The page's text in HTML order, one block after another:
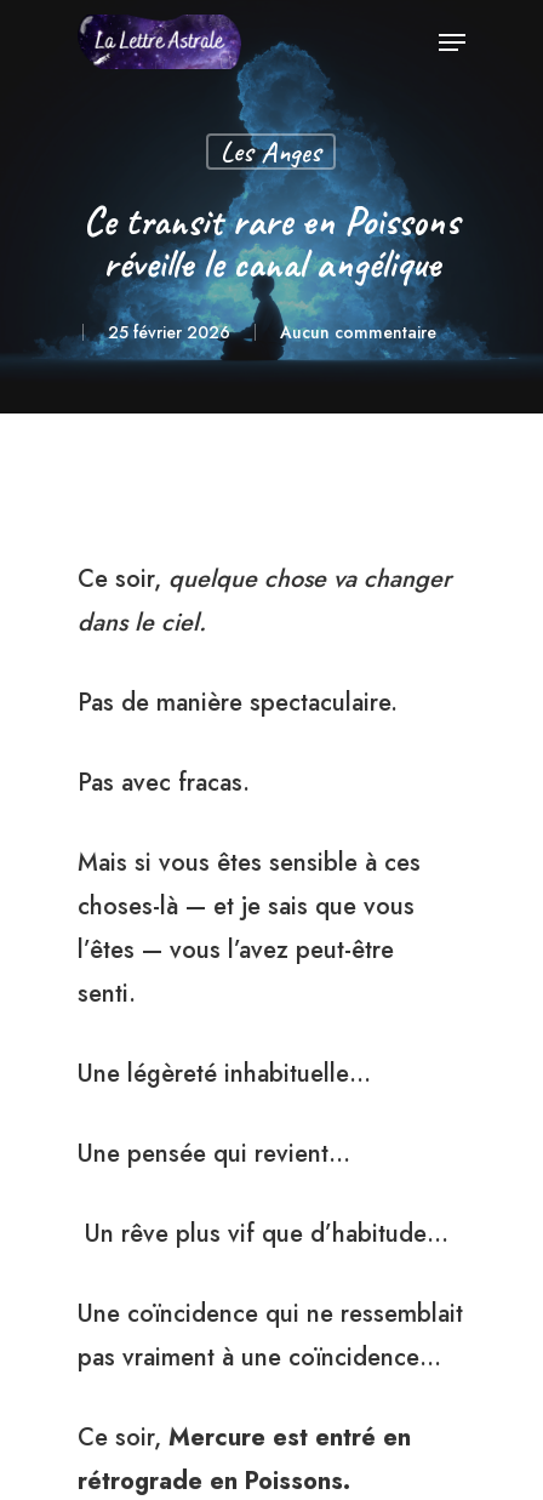
Menu
Les Anges
Ce transit rare en Poissons
réveille le canal angélique
25 février 2026 Aucun commentaire
Ce soir, quelque chose va changer
dans le ciel.
Pas de manière spectaculaire.
Pas avec fracas.
Mais si vous êtes sensible à ces
choses-là — et je sais que vous
l’êtes — vous l’avez peut-être
senti.
Une légèreté inhabituelle…
Une pensée qui revient…
Un rêve plus vif que d’habitude…
Une coïncidence qui ne ressemblait
pas vraiment à une coïncidence…
Ce soir, Mercure est entré en
rétrograde en Poissons.